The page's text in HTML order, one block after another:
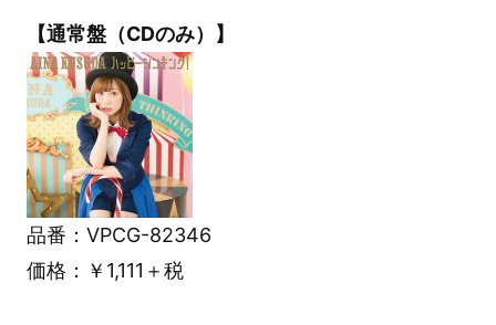
【通常盤（CDのみ）】
品番：VPCG-82346
価格：￥1,111＋税